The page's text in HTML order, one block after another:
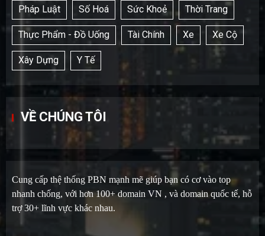
Pháp Luật Số Hoá Sức Khoẻ Thời Trang
Thực Phẩm - Đồ Uống Tài Chính Xe Xe Cộ
Xây Dựng Y Tế
VỀ CHÚNG TÔI
Cung cấp thệ thống PBN mạnh mẽ giúp bạn có cơ vào top
nhanh chống, với hơn 100+ domain VN , và domain quốc tế, hỗ
trợ 30+ lĩnh vực khác nhau.